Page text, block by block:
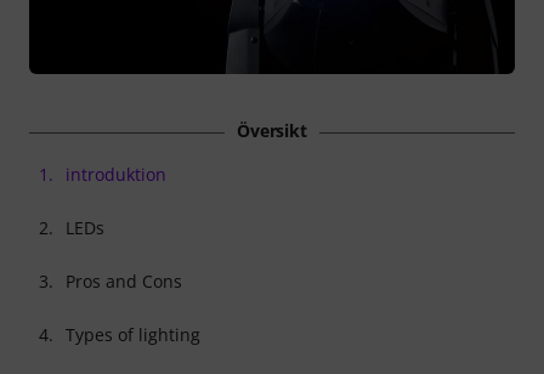
Översikt
1.
introduktion
2. LEDs
3. Pros and Cons
4. Types of lighting